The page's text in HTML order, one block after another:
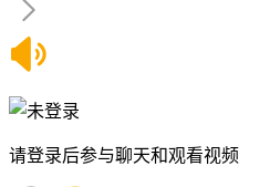
请登录后参与聊天和观看视频